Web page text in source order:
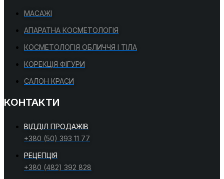
МАСАЖІ
АПАРАТНА КОСМЕТОЛОГІЯ
КОСМЕТОЛОГІЯ ОБЛИЧЧЯ І ТІЛА
КОРЕКЦІЯ ФІГУРИ
САЛОН КРАСИ
КОНТАКТИ
ВІДДІЛ ПРОДАЖІВ
+380 (50) 393 11 77
РЕЦЕПЦІЯ
+380 (482) 392 828